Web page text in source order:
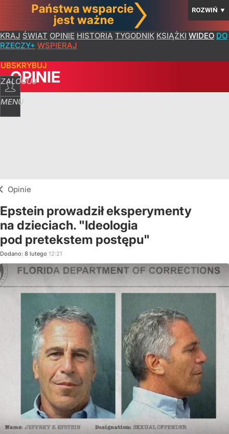
ROZWIŃ ▼
KRAJ ŚWIAT OPINIE HISTORIA TYGODNIK KSIĄŻKI WIDEO DO
RZECZY+ WSPIERAJ
ZALOGUJ
MENU
OPINIE
Opinie
Epstein prowadził eksperymenty
na dzieciach. "Ideologia
pod pretekstem postępu"
Dodano: 8 lutego 12:21